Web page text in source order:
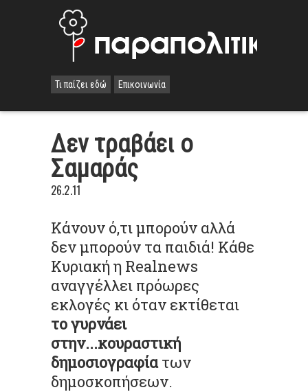
Τι παίζει εδώ Επικοινωνία
Δεν τραβάει ο
Σαμαράς
26.2.11
Κάνουν ό,τι μπορούν αλλά
δεν μπορούν τα παιδιά! Κάθε
Κυριακή η Realnews
αναγγέλλει πρόωρες
εκλογές κι όταν εκτίθεται
το γυρνάει
στην...κουραστική
δημοσιογραφίατων
δημοσκοπήσεων.